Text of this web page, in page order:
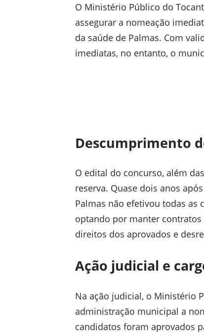
O Ministério Público do
assegurar a nomeação
da saúde de Palmas. Com
imediatas, no entanto, o
Descumprimento
O edital do concurso, além
reserva. Quase dois anos
Palmas não efetivou todas as
optando por manter contratos
direitos dos aprovados e
Ação judicial e
Na ação judicial, o Ministério
administração municipal a
candidatos foram aprovados